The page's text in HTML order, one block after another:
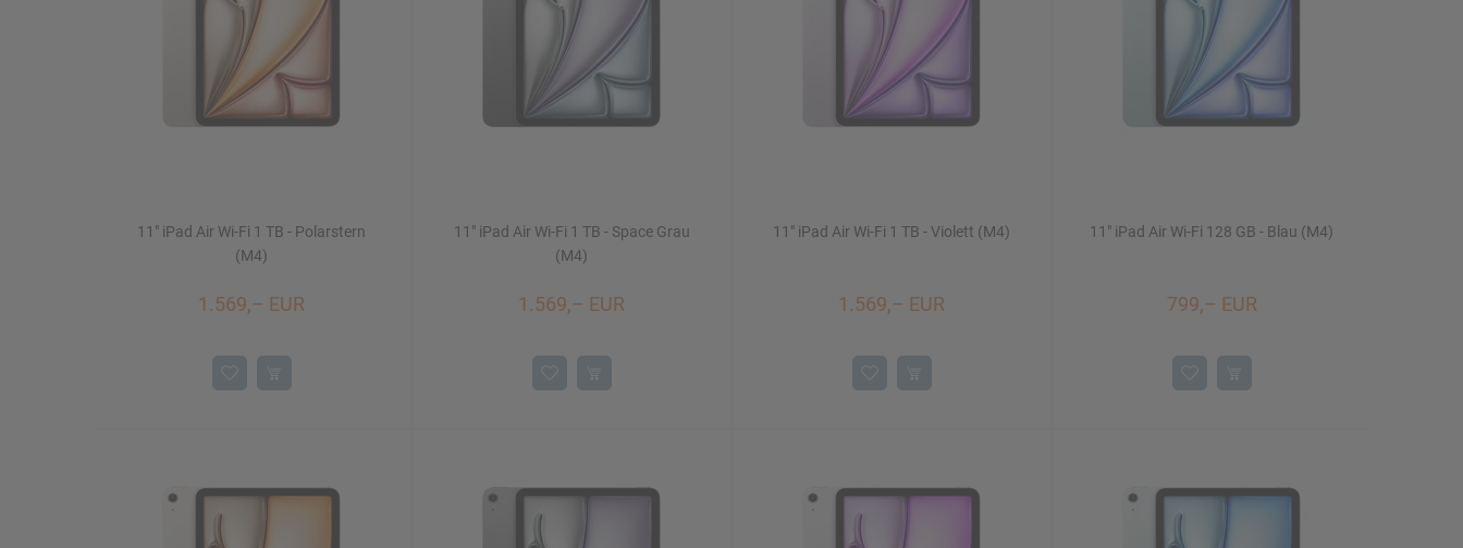
11" iPad Air Wi-Fi 1 TB - Polarstern
(M4)
1.569,– EUR
11" iPad Air Wi-Fi 1 TB - Space Grau
(M4)
1.569,– EUR
11" iPad Air Wi-Fi 1 TB - Violett (M4)
1.569,– EUR
11" iPad Air Wi-Fi 128 GB - Blau (M4)
799,– EUR